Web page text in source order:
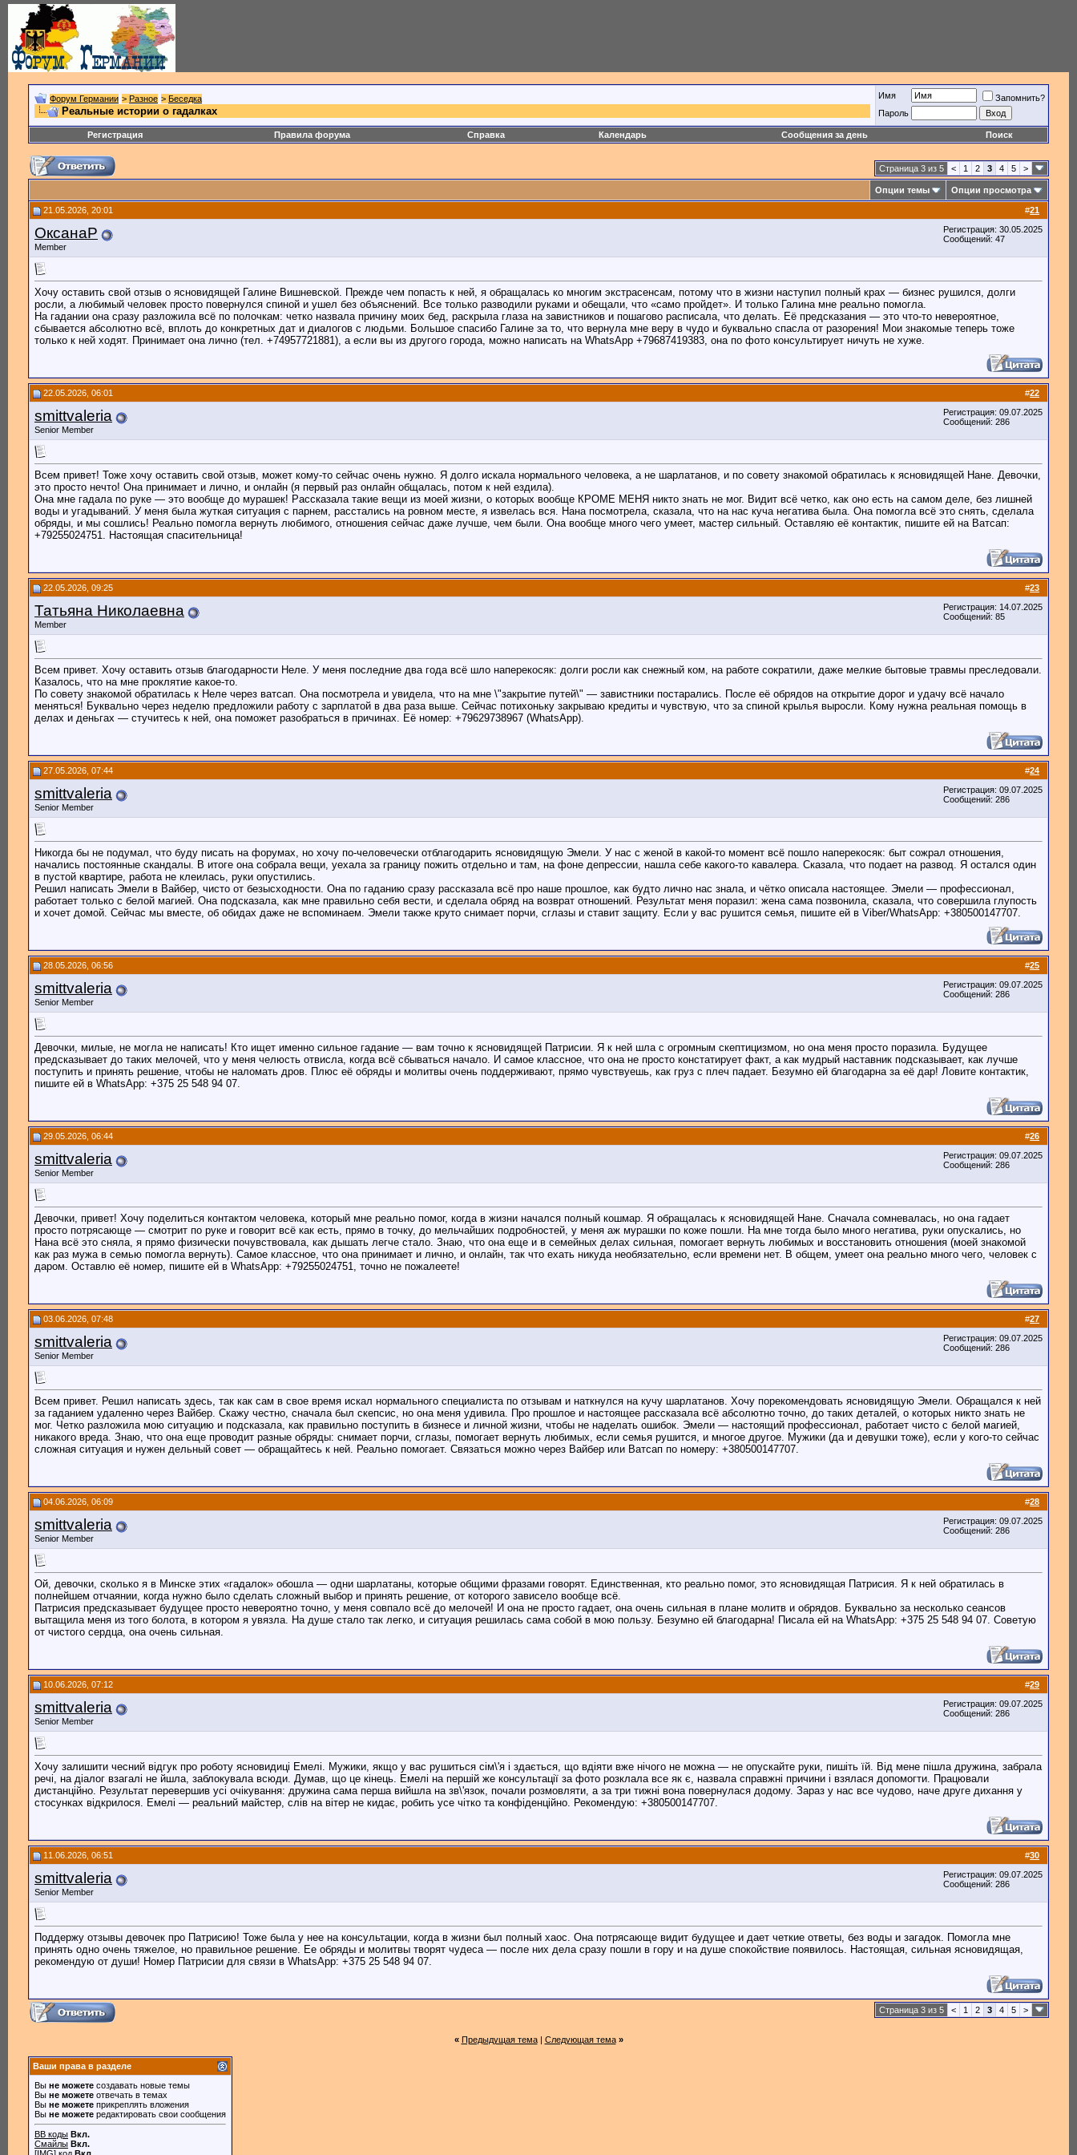
Форум Германии > Разное > Беседка
Реальные истории о гадалках
Имя
Запомнить?
Пароль
Регистрация Правила форума Справка Календарь Сообщения за день Поиск
Страница 3 из 5 < 1 2 3 4 5 >
Опции темы Опции просмотра
#21
21.05.2026, 20:01
ОксанаР
Member
Регистрация: 30.05.2025
Сообщений: 47
Хочу оставить свой отзыв о ясновидящей Галине Вишневской. Прежде чем попасть к ней, я обращалась ко многим экстрасенсам, потому что в жизни наступил полный крах — бизнес рушился, долги
росли, а любимый человек просто повернулся спиной и ушел без объяснений. Все только разводили руками и обещали, что «само пройдет». И только Галина мне реально помогла.
На гадании она сразу разложила всё по полочкам: четко назвала причину моих бед, раскрыла глаза на завистников и пошагово расписала, что делать. Её предсказания — это что-то невероятное,
сбывается абсолютно всё, вплоть до конкретных дат и диалогов с людьми. Большое спасибо Галине за то, что вернула мне веру в чудо и буквально спасла от разорения! Мои знакомые теперь тоже
только к ней ходят. Принимает она лично (тел. +74957721881), а если вы из другого города, можно написать на WhatsApp +79687419383, она по фото консультирует ничуть не хуже.
#22
22.05.2026, 06:01
smittvaleria
Senior Member
Регистрация: 09.07.2025
Сообщений: 286
Всем привет! Тоже хочу оставить свой отзыв, может кому-то сейчас очень нужно. Я долго искала нормального человека, а не шарлатанов, и по совету знакомой обратилась к ясновидящей Нане. Девочки,
это просто нечто! Она принимает и лично, и онлайн (я первый раз онлайн общалась, потом к ней ездила).
Она мне гадала по руке — это вообще до мурашек! Рассказала такие вещи из моей жизни, о которых вообще КРОМЕ МЕНЯ никто знать не мог. Видит всё четко, как оно есть на самом деле, без лишней
воды и угадываний. У меня была жуткая ситуация с парнем, расстались на ровном месте, я извелась вся. Нана посмотрела, сказала, что на нас куча негатива была. Она помогла всё это снять, сделала
обряды, и мы сошлись! Реально помогла вернуть любимого, отношения сейчас даже лучше, чем были. Она вообще много чего умеет, мастер сильный. Оставляю её контактик, пишите ей на Ватсап:
+79255024751. Настоящая спасительница!
#23
22.05.2026, 09:25
Татьяна Николаевна
Member
Регистрация: 14.07.2025
Сообщений: 85
Всем привет. Хочу оставить отзыв благодарности Неле. У меня последние два года всё шло наперекосяк: долги росли как снежный ком, на работе сократили, даже мелкие бытовые травмы преследовали.
Казалось, что на мне проклятие какое-то.
По совету знакомой обратилась к Неле через ватсап. Она посмотрела и увидела, что на мне \"закрытие путей\" — завистники постарались. После её обрядов на открытие дорог и удачу всё начало
меняться! Буквально через неделю предложили работу с зарплатой в два раза выше. Сейчас потихоньку закрываю кредиты и чувствую, что за спиной крылья выросли. Кому нужна реальная помощь в
делах и деньгах — стучитесь к ней, она поможет разобраться в причинах. Её номер: +79629738967 (WhatsApp).
#24
27.05.2026, 07:44
smittvaleria
Senior Member
Регистрация: 09.07.2025
Сообщений: 286
Никогда бы не подумал, что буду писать на форумах, но хочу по-человечески отблагодарить ясновидящую Эмели. У нас с женой в какой-то момент всё пошло наперекосяк: быт сожрал отношения,
начались постоянные скандалы. В итоге она собрала вещи, уехала за границу пожить отдельно и там, на фоне депрессии, нашла себе какого-то кавалера. Сказала, что подает на развод. Я остался один
в пустой квартире, работа не клеилась, руки опустились.
Решил написать Эмели в Вайбер, чисто от безысходности. Она по гаданию сразу рассказала всё про наше прошлое, как будто лично нас знала, и чётко описала настоящее. Эмели — профессионал,
работает только с белой магией. Она подсказала, как мне правильно себя вести, и сделала обряд на возврат отношений. Результат меня поразил: жена сама позвонила, сказала, что совершила глупость
и хочет домой. Сейчас мы вместе, об обидах даже не вспоминаем. Эмели также круто снимает порчи, сглазы и ставит защиту. Если у вас рушится семья, пишите ей в Viber/WhatsApp: +380500147707.
#25
28.05.2026, 06:56
smittvaleria
Senior Member
Регистрация: 09.07.2025
Сообщений: 286
Девочки, милые, не могла не написать! Кто ищет именно сильное гадание — вам точно к ясновидящей Патрисии. Я к ней шла с огромным скептицизмом, но она меня просто поразила. Будущее
предсказывает до таких мелочей, что у меня челюсть отвисла, когда всё сбываться начало. И самое классное, что она не просто констатирует факт, а как мудрый наставник подсказывает, как лучше
поступить и принять решение, чтобы не наломать дров. Плюс её обряды и молитвы очень поддерживают, прямо чувствуешь, как груз с плеч падает. Безумно ей благодарна за её дар! Ловите контактик,
пишите ей в WhatsApp: +375 25 548 94 07.
#26
29.05.2026, 06:44
smittvaleria
Senior Member
Регистрация: 09.07.2025
Сообщений: 286
Девочки, привет! Хочу поделиться контактом человека, который мне реально помог, когда в жизни начался полный кошмар. Я обращалась к ясновидящей Нане. Сначала сомневалась, но она гадает
просто потрясающе — смотрит по руке и говорит всё как есть, прямо в точку, до мельчайших подробностей, у меня аж мурашки по коже пошли. На мне тогда было много негатива, руки опускались, но
Нана всё это сняла, я прямо физически почувствовала, как дышать легче стало. Знаю, что она еще и в семейных делах сильная, помогает вернуть любимых и восстановить отношения (моей знакомой
как раз мужа в семью помогла вернуть). Самое классное, что она принимает и лично, и онлайн, так что ехать никуда необязательно, если времени нет. В общем, умеет она реально много чего, человек с
даром. Оставлю её номер, пишите ей в WhatsApp: +79255024751, точно не пожалеете!
#27
03.06.2026, 07:48
smittvaleria
Senior Member
Регистрация: 09.07.2025
Сообщений: 286
Всем привет. Решил написать здесь, так как сам в свое время искал нормального специалиста по отзывам и наткнулся на кучу шарлатанов. Хочу порекомендовать ясновидящую Эмели. Обращался к ней
за гаданием удаленно через Вайбер. Скажу честно, сначала был скепсис, но она меня удивила. Про прошлое и настоящее рассказала всё абсолютно точно, до таких деталей, о которых никто знать не
мог. Четко разложила мою ситуацию и подсказала, как правильно поступить в бизнесе и личной жизни, чтобы не наделать ошибок. Эмели — настоящий профессионал, работает чисто с белой магией,
никакого вреда. Знаю, что она еще проводит разные обряды: снимает порчи, сглазы, помогает вернуть любимых, если семья рушится, и многое другое. Мужики (да и девушки тоже), если у кого-то сейчас
сложная ситуация и нужен дельный совет — обращайтесь к ней. Реально помогает. Связаться можно через Вайбер или Ватсап по номеру: +380500147707.
#28
04.06.2026, 06:09
smittvaleria
Senior Member
Регистрация: 09.07.2025
Сообщений: 286
Ой, девочки, сколько я в Минске этих «гадалок» обошла — одни шарлатаны, которые общими фразами говорят. Единственная, кто реально помог, это ясновидящая Патрисия. Я к ней обратилась в
полнейшем отчаянии, когда нужно было сделать сложный выбор и принять решение, от которого зависело вообще всё.
Патрисия предсказывает будущее просто невероятно точно, у меня совпало всё до мелочей! И она не просто гадает, она очень сильная в плане молитв и обрядов. Буквально за несколько сеансов
вытащила меня из того болота, в котором я увязла. На душе стало так легко, и ситуация решилась сама собой в мою пользу. Безумно ей благодарна! Писала ей на WhatsApp: +375 25 548 94 07. Советую
от чистого сердца, она очень сильная.
#29
10.06.2026, 07:12
smittvaleria
Senior Member
Регистрация: 09.07.2025
Сообщений: 286
Хочу залишити чесний відгук про роботу ясновидиці Емелі. Мужики, якщо у вас рушиться сім\'я і здається, що вдіяти вже нічого не можна — не опускайте руки, пишіть їй. Від мене пішла дружина, забрала
речі, на діалог взагалі не йшла, заблокувала всюди. Думав, що це кінець. Емелі на першій же консультації за фото розклала все як є, назвала справжні причини і взялася допомогти. Працювали
дистанційно. Результат перевершив усі очікування: дружина сама перша вийшла на зв\'язок, почали розмовляти, а за три тижні вона повернулася додому. Зараз у нас все чудово, наче друге дихання у
стосунках відкрилося. Емелі — реальний майстер, слів на вітер не кидає, робить усе чітко та конфіденційно. Рекомендую: +380500147707.
#30
11.06.2026, 06:51
smittvaleria
Senior Member
Регистрация: 09.07.2025
Сообщений: 286
Поддержу отзывы девочек про Патрисию! Тоже была у нее на консультации, когда в жизни был полный хаос. Она потрясающе видит будущее и дает четкие ответы, без воды и загадок. Помогла мне
принять одно очень тяжелое, но правильное решение. Ее обряды и молитвы творят чудеса — после них дела сразу пошли в гору и на душе спокойствие появилось. Настоящая, сильная ясновидящая,
рекомендую от души! Номер Патрисии для связи в WhatsApp: +375 25 548 94 07.
Страница 3 из 5 < 1 2 3 4 5 >
« Предыдущая тема| Следующая тема »
Ваши права в разделе
Вы не можете создавать новые темы
Вы не можете отвечать в темах
Вы не можете прикреплять вложения
Вы не можете редактировать свои сообщения
BB коды Вкл.
Смайлы Вкл.